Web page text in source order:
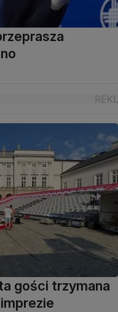
gości trzymana